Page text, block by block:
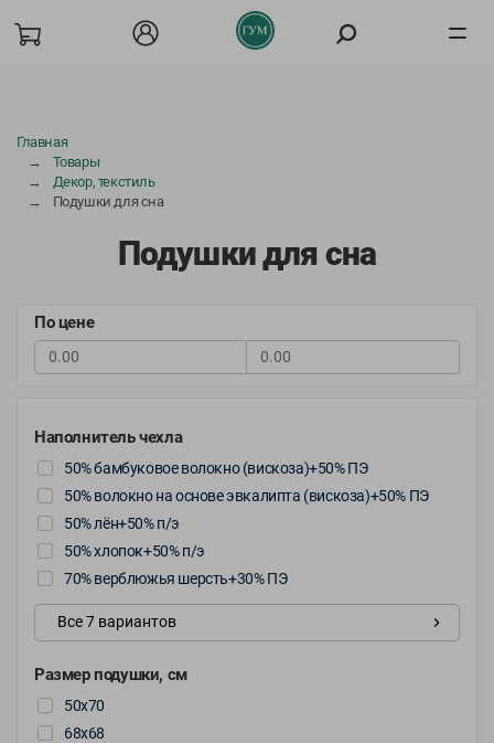
О компании
Бизнесу
Сотрудничество
Обращения
Контакты
Главная
Товары
Декор, текстиль
Подушки для сна
Подушки для сна
По цене
Наполнитель чехла
50% бамбуковое волокно (вискоза)+50% ПЭ
50% волокно на основе эвкалипта (вискоза)+50% ПЭ
50% лён+50% п/э
50% хлопок+50% п/э
70% верблюжья шерсть+30% ПЭ
Все 7 вариантов keyboard_arrow_right
Размер подушки, см
50х70
68х68